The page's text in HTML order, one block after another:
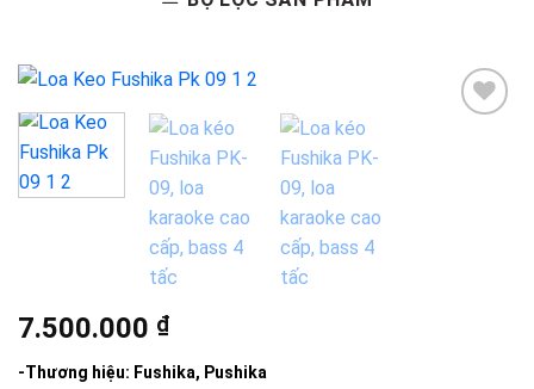
7.500.000 ₫
-Thương hiệu: Fushika, Pushika